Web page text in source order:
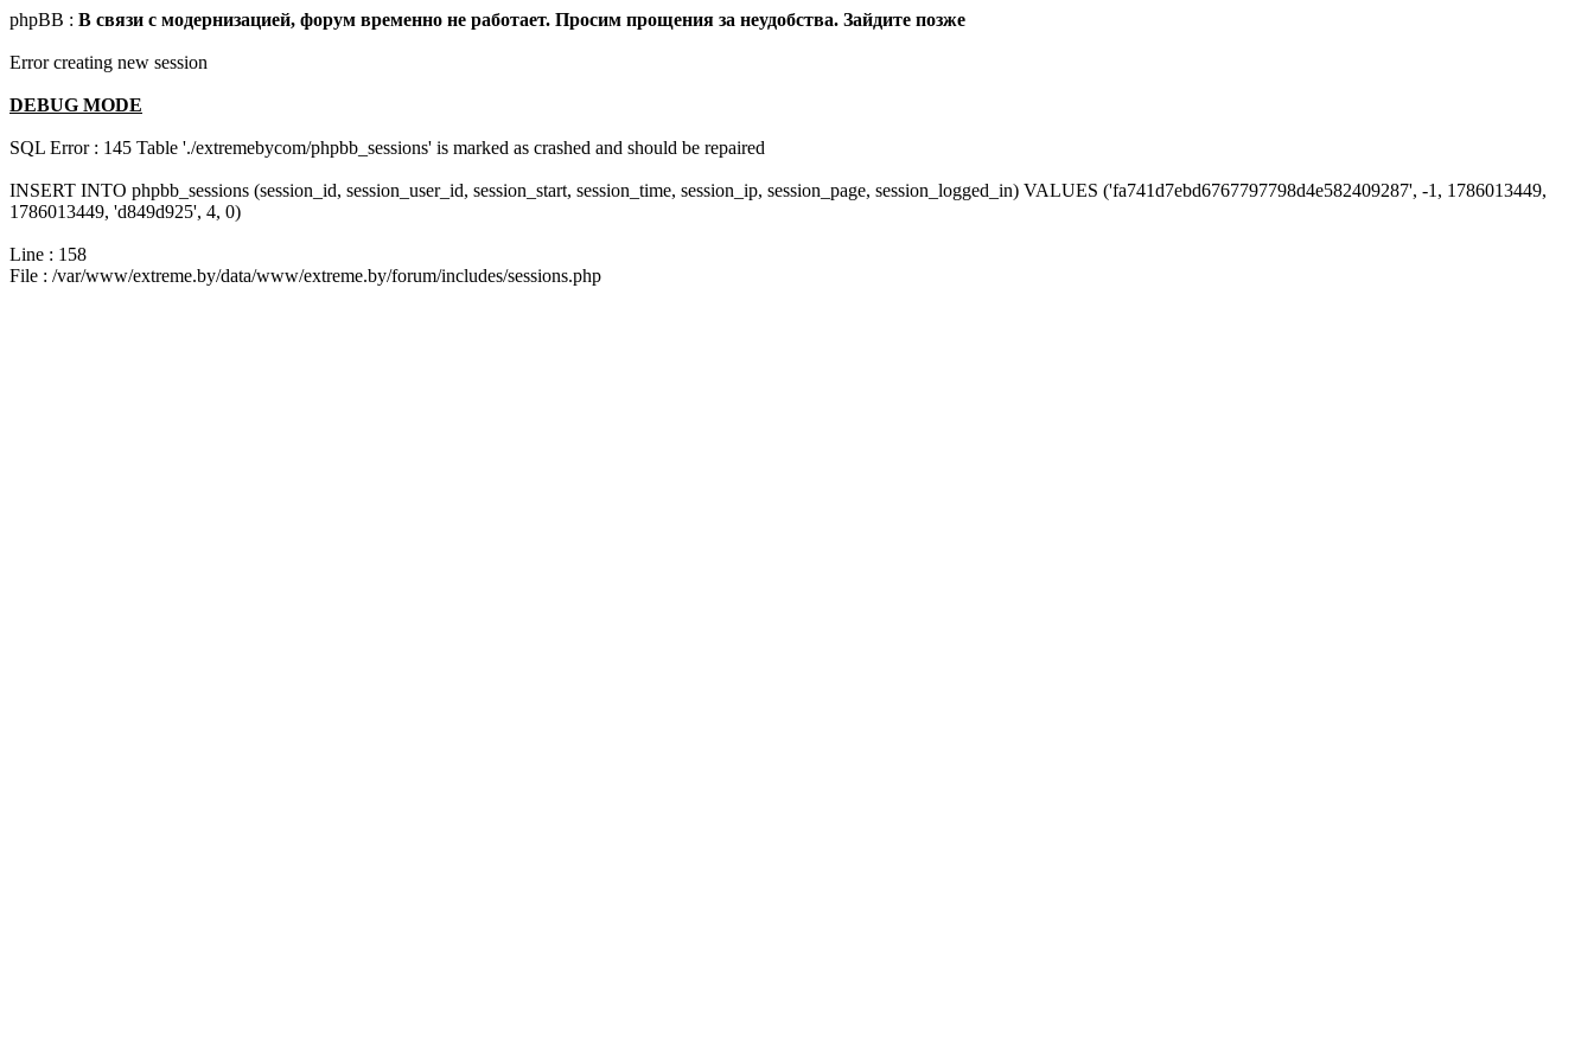
phpBB : В связи с модернизацией, форум временно не работает. Просим прощения за неудобства. Зайдите позже
Error creating new session
DEBUG MODE
SQL Error : 145 Table './extremebycom/phpbb_sessions' is marked as crashed and should be repaired
INSERT INTO phpbb_sessions (session_id, session_user_id, session_start, session_time, session_ip, session_page, session_logged_in) VALUES ('fa741d7ebd6767797798d4e582409287', -1, 1786013449,
1786013449, 'd849d925', 4, 0)
Line : 158
File : /var/www/extreme.by/data/www/extreme.by/forum/includes/sessions.php